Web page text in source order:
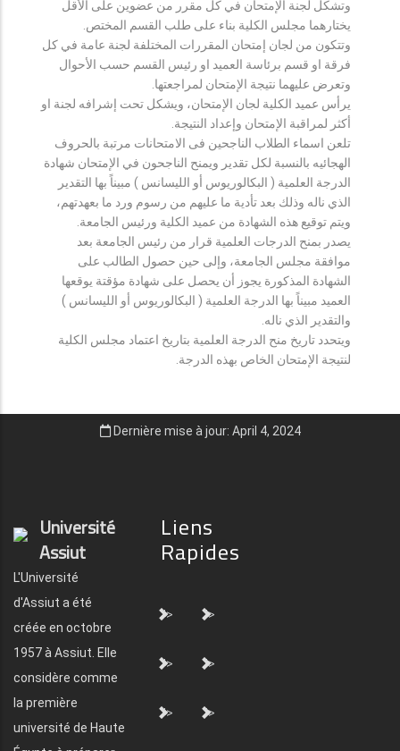
وتشكل لجنة الإمتحان في كل مقرر من عضوين على الأقل
يختارهما مجلس الكلية بناء على طلب القسم المختص.
وتتكون من لجان إمتحان المقررات المختلفة لجنة عامة في كل
فرقة او قسم برئاسة العميد او رئيس القسم حسب الأحوال
وتعرض عليهما نتيجة الإمتحان لمراجعتها.
يرأس عميد الكلية لجان الإمتحان، ويشكل تحت إشرافه لجنة او
أكثر لمراقبة الإمتحان وإعداد النتيجة.
تلعن اسماء الطلاب الناجحين فى الامتحانات مرتبة بالحروف
الهجائيه بالنسبة لكل تقدير ويمنح الناجحون في الإمتحان شهادة
الدرجة العلمية ( البكالوريوس أو الليسانس ) مبيناً بها التقدير
الذي ناله وذلك بعد تأدية ما عليهم من رسوم ورد ما بعهدتهم،
ويتم توقيع هذه الشهادة من عميد الكلية ورئيس الجامعة.
يصدر بمنح الدرجات العلمية قرار من رئيس الجامعة بعد
موافقة مجلس الجامعة، وإلى حين حصول الطالب على
الشهادة المذكورة يجوز أن يحصل على شهادة مؤقتة يوقعها
العميد مبيناً بها الدرجة العلمية ( البكالوريوس أو الليسانس )
والتقدير الذي ناله.
ويتحدد تاريخ منح الدرجة العلمية بتاريخ اعتماد مجلس الكلية
لنتيجة الإمتحان الخاص بهذه الدرجة.
Dernière mise à jour: April 4, 2024
Université
Assiut
L'Université
d'Assiut a été
créée en octobre
1957 à Assiut. Elle
considère comme
la première
université de Haute
Liens
Rapides
"> ">
"> ">
"> ">